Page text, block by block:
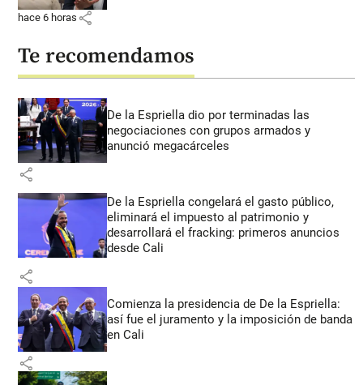
hace 6 horas share
Te recomendamos
De la Espriella dio por terminadas las
negociaciones con grupos armados y
anunció megacárceles
share
De la Espriella congelará el gasto público,
eliminará el impuesto al patrimonio y
desarrollará el fracking: primeros anuncios
desde Cali
share
Comienza la presidencia de De la Espriella:
así fue el juramento y la imposición de banda
en Cali
share